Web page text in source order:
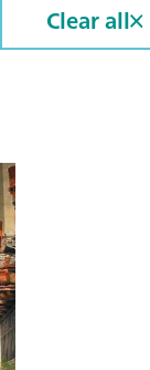
Clear all